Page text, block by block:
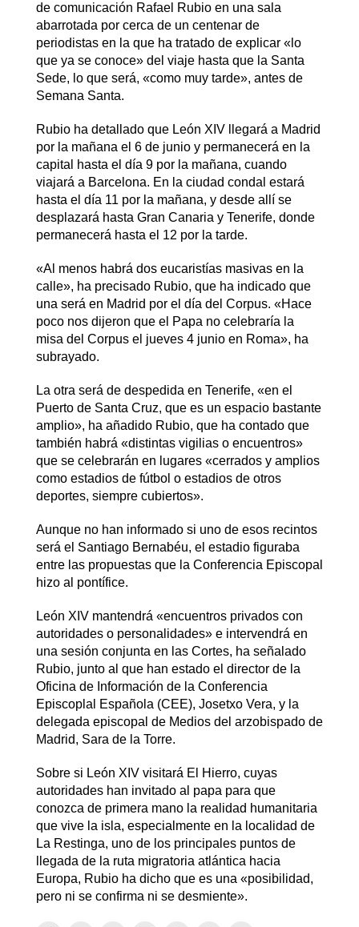
de comunicación Rafael Rubio en una sala
abarrotada por cerca de un centenar de
periodistas en la que ha tratado de explicar «lo
que ya se conoce» del viaje hasta que la Santa
Sede, lo que será, «como muy tarde», antes de
Semana Santa.
Rubio ha detallado que León XIV llegará a Madrid
por la mañana el 6 de junio y permanecerá en la
capital hasta el día 9 por la mañana, cuando
viajará a Barcelona. En la ciudad condal estará
hasta el día 11 por la mañana, y desde allí se
desplazará hasta Gran Canaria y Tenerife, donde
permanecerá hasta el 12 por la tarde.
«Al menos habrá dos eucaristías masivas en la
calle», ha precisado Rubio, que ha indicado que
una será en Madrid por el día del Corpus. «Hace
poco nos dijeron que el Papa no celebraría la
misa del Corpus el jueves 4 junio en Roma», ha
subrayado.
La otra será de despedida en Tenerife, «en el
Puerto de Santa Cruz, que es un espacio bastante
amplio», ha añadido Rubio, que ha contado que
también habrá «distintas vigilias o encuentros»
que se celebrarán en lugares «cerrados y amplios
como estadios de fútbol o estadios de otros
deportes, siempre cubiertos».
Aunque no han informado si uno de esos recintos
será el Santiago Bernabéu, el estadio figuraba
entre las propuestas que la Conferencia Episcopal
hizo al pontífice.
León XIV mantendrá «encuentros privados con
autoridades o personalidades» e intervendrá en
una sesión conjunta en las Cortes, ha señalado
Rubio, junto al que han estado el director de la
Oficina de Información de la Conferencia
Episcoplal Española (CEE), Josetxo Vera, y la
delegada episcopal de Medios del arzobispado de
Madrid, Sara de la Torre.
Sobre si León XIV visitará El Hierro, cuyas
autoridades han invitado al papa para que
conozca de primera mano la realidad humanitaria
que vive la isla, especialmente en la localidad de
La Restinga, uno de los principales puntos de
llegada de la ruta migratoria atlántica hacia
Europa, Rubio ha dicho que es una «posibilidad,
pero ni se confirma ni se desmiente».